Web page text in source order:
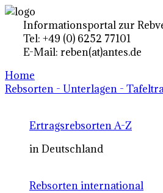
Informationsportal zur
Tel: +49 (0) 6252 77101
E-Mail: reben(at)antes.de
Home
Rebsorten - Unterlagen -
Ertragsrebsorten A-Z
in Deutschland
Rebsorten international